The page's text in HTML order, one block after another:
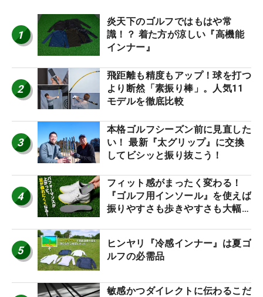
1
炎天下のゴルフではもはや常
識！？ 着た方が涼しい『高機能
インナー』
2
飛距離も精度もアップ！球を打つ
より断然「素振り棒」。人気11
モデルを徹底比較
3
本格ゴルフシーズン前に見直した
い！ 最新『太グリップ』に交換
してビシッと振り抜こう！
4
フィット感がまったく変わる！
『ゴルフ用インソール』を使えば
振りやすさも歩きやすさも大幅に
5
ヒンヤリ『冷感インナー』は夏ゴ
ルフの必需品
敏感かつダイレクトに伝わるこだ